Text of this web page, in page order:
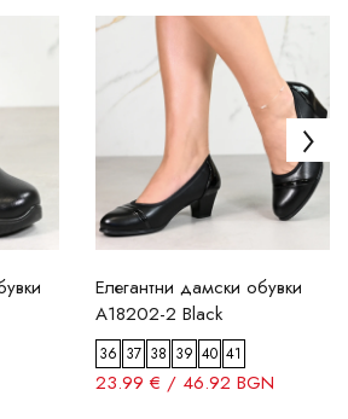
Елегантни дамски обувки
A18202-2 Black
36 37 38 39 40 41
23.99 € / 46.92 BGN